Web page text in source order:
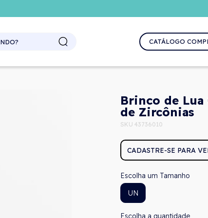
CATÁLOGO
Brinco de Lua
de Zircônias
SKU 43736010
CADASTRE-SE PARA
Tamanho
UN